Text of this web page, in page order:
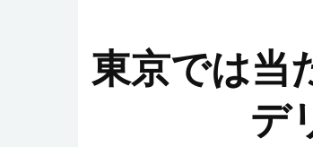
東京では当
デ